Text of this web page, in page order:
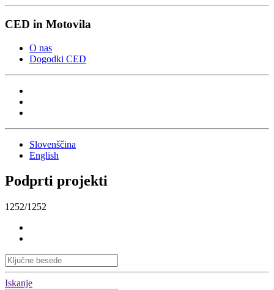
CED in Motovila
O nas
Dogodki CED
Slovenščina
English
Podprti projekti
1252/1252
Iskanje